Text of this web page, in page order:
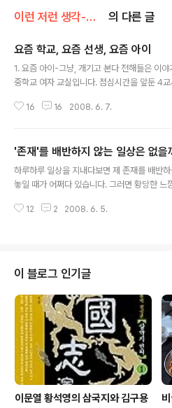
이런 저런 생각-김훤주 의 다른 글
요즘 학교, 요즘 선생, 요즘 아이
1. 요즘 아이-그냥, 개기고 본다 전해들은 이야
중학교 여자 교실입니다. 점심시간을 앞둔 4교
있습니다. 이 아이는 평소에도 선생 말 잘 안 듣
려요!” 한 다음, “앞으로 선생이라 불러주나 봐
다. 그러면서 자리를 박차고 교실 밖으로 나갔
업 맡은 선생처럼 만만해 보이는 선생한테는,
오히려 좋을 텐데, 이 아이는 선생 골탕 먹이느
16 16 2008. 6. 7.
'존재'를 배반하지 않는 일상은 없을
하루하루 일상을 지내다보면 제 존재를 배반하
놓일 때가 어쩌다 있습니다. 그러면 황당한 느
일상이지요. 1. 요즘 들어 지부에서 물품 발송을
도 듣는 소리입니다. 그런 데서는 내가 노동자
까 그냥 대충 부르는 것이야, 여겼습니다. 그러
다 한 번씩은, ‘저는 노동잔데요.’ 대꾸를 하기
날은 느낌이 좀 야릇했습니다. 저는 노조 지부
을 맡고 있습니다. 노동조합은 사용자와 맞서
택배 직원이 제가 노조 ..
12 2 2008. 6. 5.
이 블로그 인기글
이문열 황석영의 삼국지와 김구용